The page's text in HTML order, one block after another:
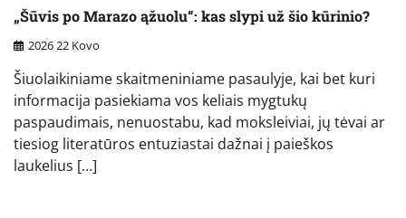
„Šūvis po Marazo ąžuolu“: kas slypi už šio kūrinio?
2026 22 Kovo
Šiuolaikiniame skaitmeniniame pasaulyje, kai bet kuri
informacija pasiekiama vos keliais mygtukų
paspaudimais, nenuostabu, kad moksleiviai, jų tėvai ar
tiesiog literatūros entuziastai dažnai į paieškos
laukelius […]